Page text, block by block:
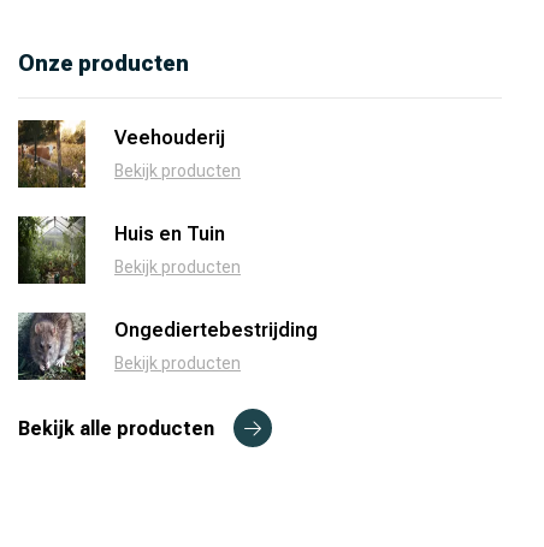
Onze producten
Veehouderij
Bekijk producten
Huis en Tuin
Bekijk producten
Ongediertebestrijding
Bekijk producten
Bekijk alle producten